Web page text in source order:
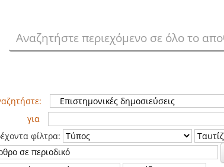
για
φίλτρα: